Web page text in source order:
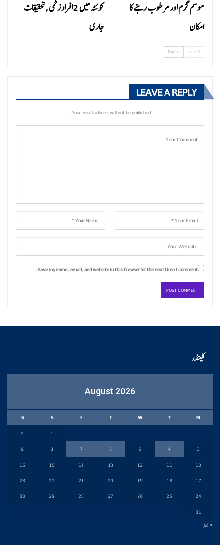
کوئٹہ میں 2افراد زخمی ,تحقیقات
جاری
موسم گرم اور مرطوب رہنے کا
امکان
NEXT
LEAVE A REPLY
Your email address will not be published.
Save my name, email, and website in this browser for the next time I comment.
کلینڈر
August 2026
M
T
W
T
F
S
S
1
2
3
4
5
6
7
8
9
10
11
12
13
14
15
16
17
18
19
20
21
22
23
24
25
26
27
28
29
30
31
« Jul